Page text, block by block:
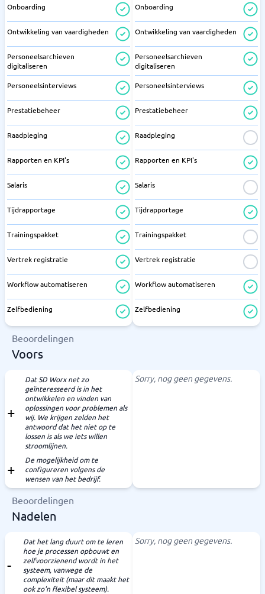
Onboarding
Ontwikkeling van vaardigheden
Personeelsarchieven
digitaliseren
Personeelsinterviews
Prestatiebeheer
Raadpleging
Rapporten en KPI's
Salaris
Tijdrapportage
Trainingspakket
Vertrek registratie
Workflow automatiseren
Zelfbediening
Onboarding
Ontwikkeling van vaardigheden
Personeelsarchieven
digitaliseren
Personeelsinterviews
Prestatiebeheer
Raadpleging
Rapporten en KPI's
Salaris
Tijdrapportage
Trainingspakket
Vertrek registratie
Workflow automatiseren
Zelfbediening
Beoordelingen
Voors
Dat SD Worx net zo
geïnteresseerd is in het
ontwikkelen en vinden van
oplossingen voor problemen als
wij. We krijgen zelden het
antwoord dat het niet op te
lossen is als we iets willen
stroomlijnen.
De mogelijkheid om te
configureren volgens de
wensen van het bedrijf.
Sorry, nog geen gegevens.
Beoordelingen
Nadelen
Dat het lang duurt om te leren
hoe je processen opbouwt en
zelfvoorzienend wordt in het
systeem, vanwege de
complexiteit (maar dit maakt het
ook zo'n flexibel systeem).
Sorry, nog geen gegevens.